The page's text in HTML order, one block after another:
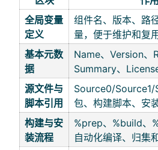
全局变量
定义
组件名、版本、路
量，便于维护和复
基本元数
据
Name、Version、
Summary、
源文件与
脚本引用
Source0/Source1/
包、构建脚本、安
构建与安
装流程
%prep、%build、
自动化编译、归集